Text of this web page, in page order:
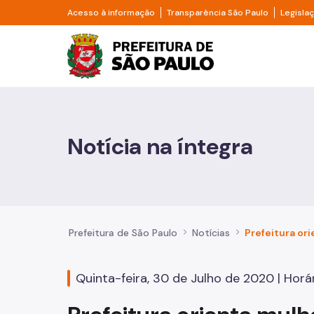
Pular para o Conteúdo principal
Acesso à informação Divisor de acesso à informação
Transparência São Paulo Divisor
Prefeitura de São
Casa e Moradia
Educação
Notícia na íntegra
Prefeitura de São Paulo Notícias
Quinta-feira, 30 de Julho de 2020 |